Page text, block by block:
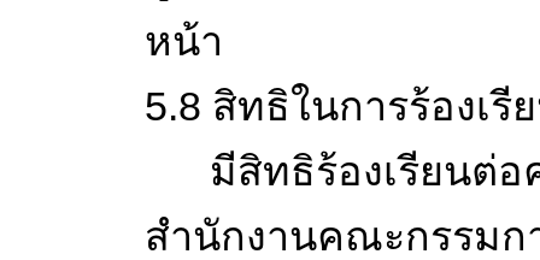
หน้า
5.8 สิทธิในการร้องเรี
มีสิทธิร้องเรียนต่อ
สำนักงานคณะกรรม